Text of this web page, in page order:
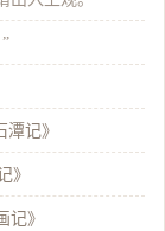
记》
》
记》